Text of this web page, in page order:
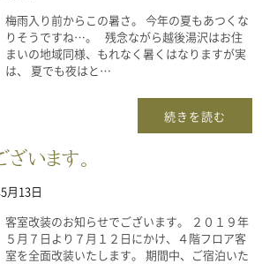
梅雨入り前からこの暑さ。 今年の夏もあつくな
りそうですね…。 残念ながら越後湯沢はお住
まいの地域同様、もれなく暑くはなりますが実
は、 夏でも夜はと…
続きを読む
います。
月13日
客室改装のお知らせでございます。 ２０１９年
５月７日より７月１２日にかけ、４階フロア客
室を全面改装いたします。 期間中、ご宿泊いた